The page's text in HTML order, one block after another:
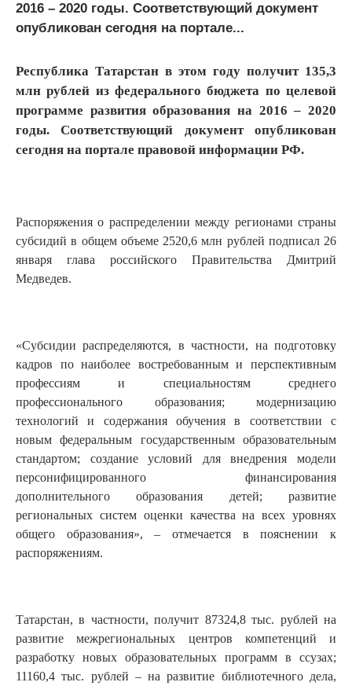
2016 – 2020 годы. Соответствующий документ
опубликован сегодня на портале...
Республика Татарстан в этом году получит 135,3
млн рублей из федерального бюджета по целевой
программе развития образования на 2016 – 2020
годы. Соответствующий документ опубликован
сегодня на портале правовой информации РФ.
Распоряжения о распределении между регионами страны
субсидий в общем объеме 2520,6 млн рублей подписал 26
января глава российского Правительства Дмитрий
Медведев.
«Субсидии распределяются, в частности, на подготовку
кадров по наиболее востребованным и перспективным
профессиям и специальностям среднего
профессионального образования; модернизацию
технологий и содержания обучения в соответствии с
новым федеральным государственным образовательным
стандартом; создание условий для внедрения модели
персонифицированного финансирования
дополнительного образования детей; развитие
региональных систем оценки качества на всех уровнях
общего образования», – отмечается в пояснении к
распоряжениям.
Татарстан, в частности, получит 87324,8 тыс. рублей на
развитие межрегиональных центров компетенций и
разработку новых образовательных программ в ссузах;
11160,4 тыс. рублей – на развитие библиотечного дела,